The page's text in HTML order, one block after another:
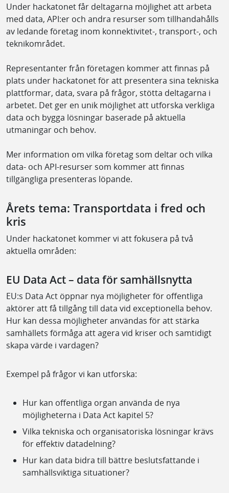
Under hackatonet får deltagarna möjlighet att arbeta
med data, API:er och andra resurser som tillhandahålls
av ledande företag inom konnektivitet-, transport-, och
teknikområdet.
Representanter från företagen kommer att finnas på
plats under hackatonet för att presentera sina tekniska
plattformar, data, svara på frågor, stötta deltagarna i
arbetet. Det ger en unik möjlighet att utforska verkliga
data och bygga lösningar baserade på aktuella
utmaningar och behov.
Mer information om vilka företag som deltar och vilka
data- och API-resurser som kommer att finnas
tillgängliga presenteras löpande.
Årets tema: Transportdata i fred och
kris
Under hackatonet kommer vi att fokusera på två
aktuella områden:
EU Data Act – data för samhällsnytta
EU:s Data Act öppnar nya möjligheter för offentliga
aktörer att få tillgång till data vid exceptionella behov.
Hur kan dessa möjligheter användas för att stärka
samhällets förmåga att agera vid kriser och samtidigt
skapa värde i vardagen?
Exempel på frågor vi kan utforska:
Hur kan offentliga organ använda de nya
möjligheterna i Data Act kapitel 5?
Vilka tekniska och organisatoriska lösningar krävs
för effektiv datadelning?
Hur kan data bidra till bättre beslutsfattande i
samhällsviktiga situationer?